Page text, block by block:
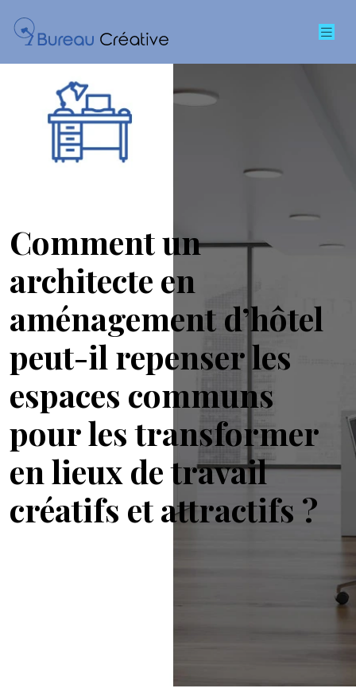
Comment un
architecte en
aménagement d’hôtel
peut-il repenser les
espaces communs
pour les transformer
en lieux de travail
créatifs et attractifs ?